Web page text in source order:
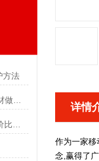
方法
为什么单极滑触线导体选择铝型材做而不是纯铝做
详情
作为一家移
念,赢得了广